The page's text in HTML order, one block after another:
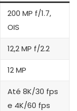
200 MP f/1.7,
OIS
12,2 MP f/2.2
12 MP
Até 8K/30 fps
e 4K/60 fps